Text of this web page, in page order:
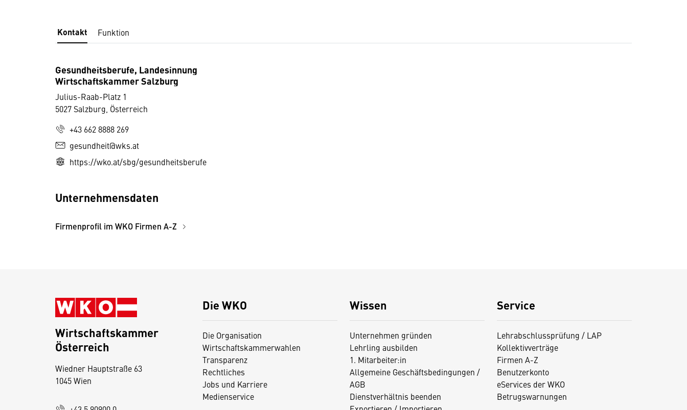
Kontakt Funktion
Gesundheitsberufe, Landesinnung
Wirtschaftskammer Salzburg
Julius-Raab-Platz 1
5027 Salzburg, Österreich
+43 662 8888 269
gesundheit@wks.at
https://wko.at/sbg/gesundheitsberufe
Unternehmensdaten
Firmenprofil im WKO Firmen A-Z
Die WKO
Die Organisation
Wirtschaftskammerwahlen
Transparenz
Rechtliches
Jobs und Karriere
Medienservice
Wissen
Unternehmen gründen
Lehrling ausbilden
1. Mitarbeiter:in
Allgemeine Geschäftsbedingungen /
AGB
Dienstverhältnis beenden
Service
Lehrabschlussprüfung / LAP
Kollektivverträge
Firmen A-Z
Benutzerkonto
eServices der WKO
Betrugswarnungen
Wirtschaftskammer
Österreich
Wiedner Hauptstraße 63
1045 Wien